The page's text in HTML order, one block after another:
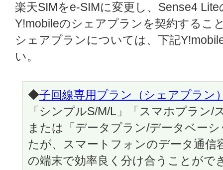
楽天SIMをe-SIMに変更し、Sense4
Y!mobileのシェアプランを契約するこ
シェアプランについては、下記
い。
◆子回線専用プラン（シェアプラン
「シンプルS/M/L」「スマホプラン
または「データプラン/データベー
たが、スマートフォンのデータ通信
の端末で効率良く分け合うことがで